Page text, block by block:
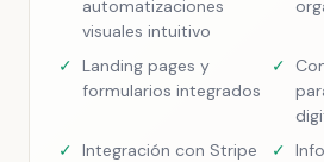
automatizaciones
visuales intuitivo
✓ Landing pages y
formularios integrados
✓
✓ Integración con Stripe
✓